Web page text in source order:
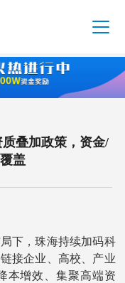
叠加政策，资金/
盖
下，珠海持续加码科
接企业、高校、产业
本增效、集聚高端资